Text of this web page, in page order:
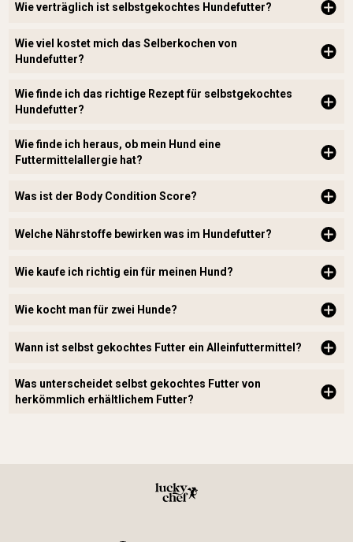
Wie verträglich ist selbstgekochtes Hundefutter?
Wie viel kostet mich das Selberkochen von
Hundefutter?
Wie finde ich das richtige Rezept für selbstgekochtes
Hundefutter?
Wie finde ich heraus, ob mein Hund eine
Futtermittelallergie hat?
Was ist der Body Condition Score?
Welche Nährstoffe bewirken was im Hundefutter?
Wie kaufe ich richtig ein für meinen Hund?
Wie kocht man für zwei Hunde?
Wann ist selbst gekochtes Futter ein Alleinfuttermittel?
Was unterscheidet selbst gekochtes Futter von
herkömmlich erhältlichem Futter?